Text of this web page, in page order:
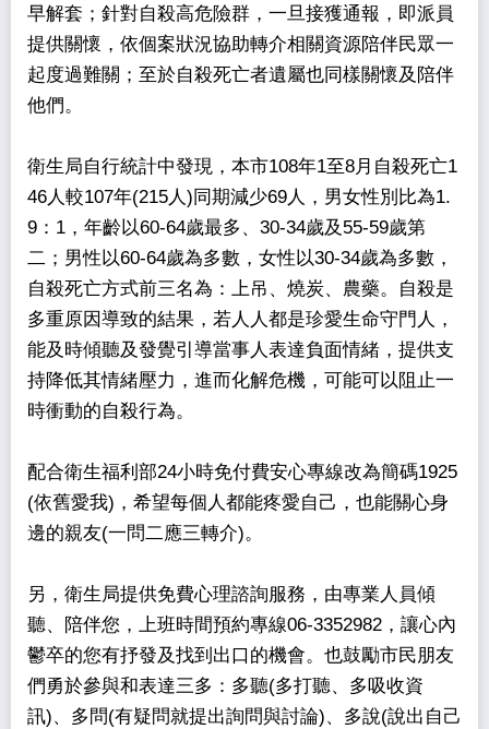
早解套；針對自殺高危險群，一旦接獲通報，即派員
提供關懷，依個案狀況協助轉介相關資源陪伴民眾一
起度過難關；至於自殺死亡者遺屬也同樣關懷及陪伴
他們。
衛生局自行統計中發現，本市108年1至8月自殺死亡1
46人較107年(215人)同期減少69人，男女性別比為1.
9：1，年齡以60-64歲最多、30-34歲及55-59歲第
二；男性以60-64歲為多數，女性以30-34歲為多數，
自殺死亡方式前三名為：上吊、燒炭、農藥。自殺是
多重原因導致的結果，若人人都是珍愛生命守門人，
能及時傾聽及發覺引導當事人表達負面情緒，提供支
持降低其情緒壓力，進而化解危機，可能可以阻止一
時衝動的自殺行為。
配合衛生福利部24小時免付費安心專線改為簡碼1925
(依舊愛我)，希望每個人都能疼愛自己，也能關心身
邊的親友(一問二應三轉介)。
另，衛生局提供免費心理諮詢服務，由專業人員傾
聽、陪伴您，上班時間預約專線06-3352982，讓心內
鬱卒的您有抒發及找到出口的機會。也鼓勵市民朋友
們勇於參與和表達三多：多聽(多打聽、多吸收資
訊)、多問(有疑問就提出詢問與討論)、多說(說出自己